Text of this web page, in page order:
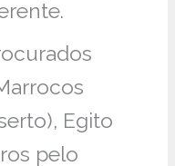
Egito
pelo